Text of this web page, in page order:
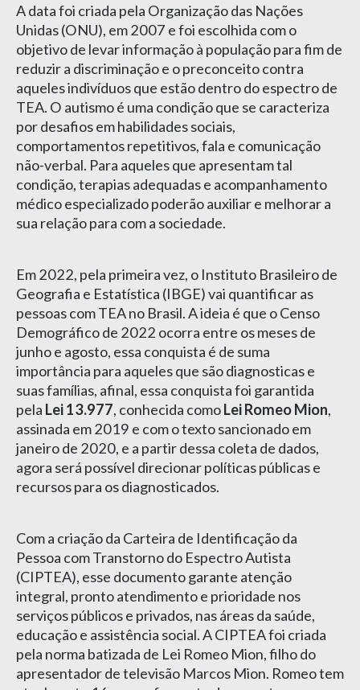
A data foi criada pela Organização das Nações
Unidas (ONU), em 2007 e foi escolhida com o
objetivo de levar informação à população para fim de
reduzir a discriminação e o preconceito contra
aqueles indivíduos que estão dentro do espectro de
TEA. O autismo é uma condição que se caracteriza
por desafios em habilidades sociais,
comportamentos repetitivos, fala e comunicação
não-verbal. Para aqueles que apresentam tal
condição, terapias adequadas e acompanhamento
médico especializado poderão auxiliar e melhorar a
sua relação para com a sociedade.
Em 2022, pela primeira vez, o Instituto Brasileiro de
Geografia e Estatística (IBGE) vai quantificar as
pessoas com TEA no Brasil. A ideia é que o Censo
Demográfico de 2022 ocorra entre os meses de
junho e agosto, essa conquista é de suma
importância para aqueles que são diagnosticas e
suas famílias, afinal, essa conquista foi garantida
pela Lei 13.977, conhecida comoLei Romeo Mion,
assinada em 2019 e com o texto sancionado em
janeiro de 2020, e a partir dessa coleta de dados,
agora será possível direcionar políticas públicas e
recursos para os diagnosticados.
Com a criação da Carteira de Identificação da
Pessoa com Transtorno do Espectro Autista
(CIPTEA), esse documento garante atenção
integral, pronto atendimento e prioridade nos
serviços públicos e privados, nas áreas da saúde,
educação e assistência social. A CIPTEA foi criada
pela norma batizada de Lei Romeo Mion, filho do
apresentador de televisão Marcos Mion. Romeo tem